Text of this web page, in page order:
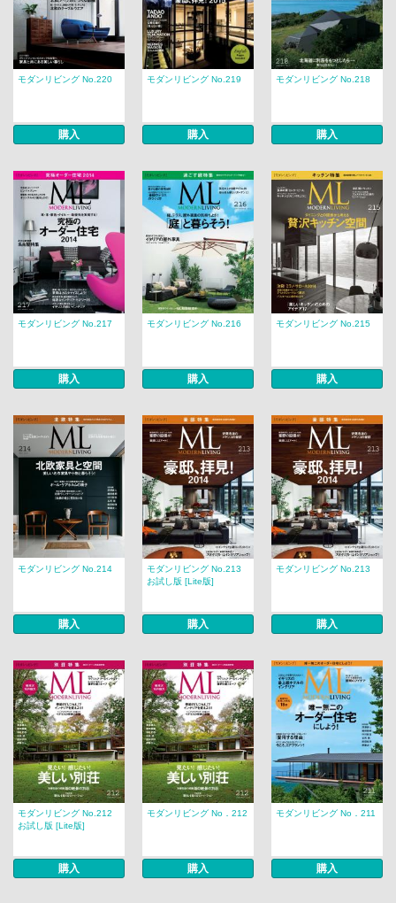
モダンリビング No.220
購入
モダンリビング No.219
購入
モダンリビング No.218
購入
モダンリビング No.217
購入
モダンリビング No.216
購入
モダンリビング No.215
購入
モダンリビング No.214
購入
モダンリビング No.213
お試し版 [Lite版]
購入
モダンリビング No.213
購入
モダンリビング No.212
お試し版 [Lite版]
購入
モダンリビング No．212
購入
モダンリビング No．211
購入